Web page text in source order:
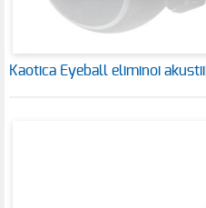
Kaotica Eyeball eliminoi